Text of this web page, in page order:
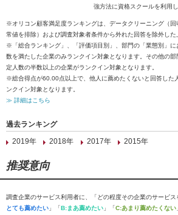
強方法に資格スクールを利用
※オリコン顧客満足度ランキングは、データクリーニング（
常値を排除）および調査対象者条件から外れた回答を除外した
※「総合ランキング」、「評価項目別」、部門の「業態別」に
数を満たした企業のみランクイン対象となります。その他の
定人数の半数以上の企業がランクイン対象となります。
※総合得点が60.00点以上で、他人に薦めたくないと回答した
ンクイン対象となります。
≫ 詳細はこちら
過去ランキング
2019年
2018年 2017年 2015年
推奨意向
調査企業のサービス利用者に、「どの程度その企業のサービ
とても薦めたい 」「B:まあ薦めたい 」「C:あまり薦めたくない